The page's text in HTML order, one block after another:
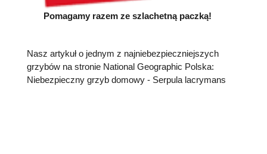
Pomagamy razem ze szlachetną paczką!
Nasz artykuł o jednym z najniebezpieczniejszych
grzybów na stronie National Geographic Polska:
Niebezpieczny grzyb domowy - Serpula lacrymans